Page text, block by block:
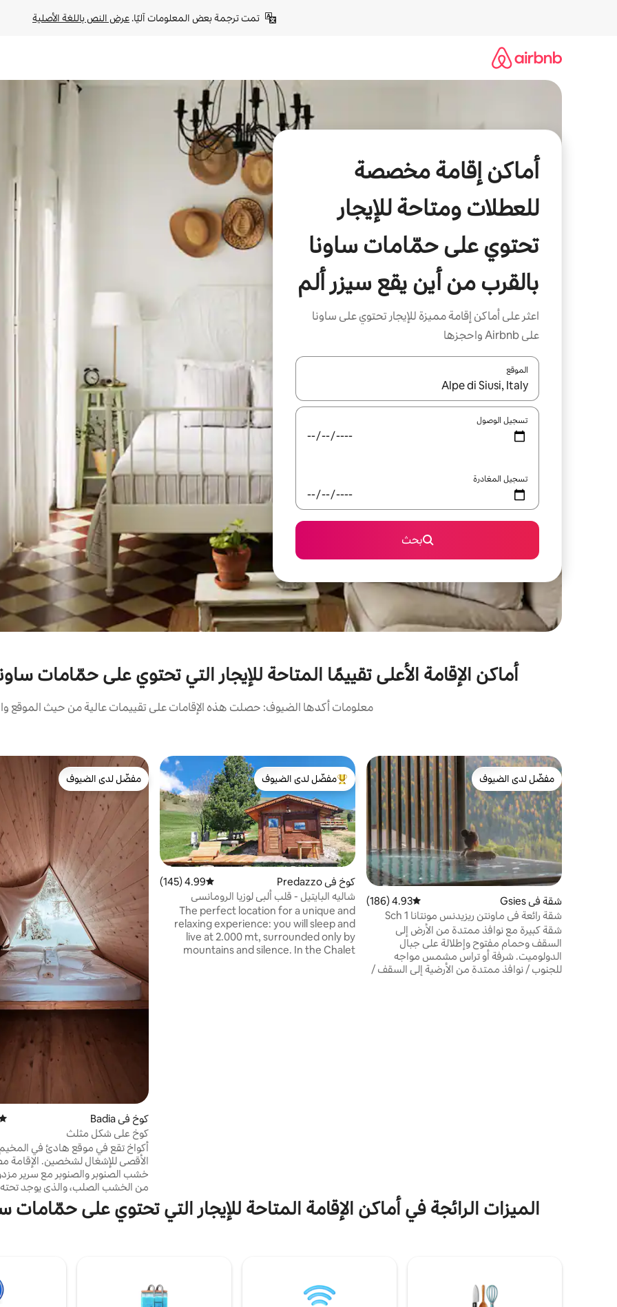
تمت ترجمة بعض المعلومات آليًا. عرض النص باللغة الأصلية
أماكن إقامة مخصصة
للعطلات ومتاحة للإيجار
تحتوي على حمّامات ساونا
بالقرب من أين يقع سيزر ألم
اعثر على أماكن إقامة مميزة للإيجار تحتوي على ساونا
على Airbnb واحجزها
الموقع
عند توفر النتائج، انتقل باستخدام السهمين لأعلى ولأسفل أو استكشف عن طريق اللمس أو السحب.
تسجيل الوصول
تسجيل المغادرة
بحث
أماكن الإقامة الأعلى تقييمًا المتاحة للإيجار التي تحتوي على حمّامات
معلومات أكدها الضيوف: حصلت هذه الإقامات على تقييمات عالية من حيث الموقع
مفضّل لدى الضيوف
مفضّل لدى الضيوف
شقة في Gsies متوسط التقييم 4.93 من 5، 186 مراجعات
4.93 (186)
شقة رائعة في ماونتن ريزيدنس مونتانا 1 Sch
شقة كبيرة مع نوافذ ممتدة من الأرض إلى
السقف وحمام مفتوح وإطلالة على جبال
الدولوميت. شرفة أو تراس مشمس مواجه
للجنوب / نوافذ ممتدة من الأرضية إلى السقف /
من أبرز البيوت المفضّلة لدى الضيوف
مفضّل لدى الضيوف
كوخ في Predazzo متوسط التقييم 4.99 من 5، 145 مراجعات
4.99 (145)
شاليه البايتيل - قلب ألبي لوزيا الرومانسي
The perfect location for a unique and
relaxing experience: you will sleep and
live at 2.000 mt, surrounded only by
mountains and silence. In the Chalet
مفضّل لدى الضيوف
مفضّل لدى الضيوف
كوخ في Badia
كوخ على شكل مثلث
أكواخ تقع في موقع هادئ في
الأقصى للإشغال لشخصين. الإقامة
خشب الصنوبر والصنوبر مع سرير
من الخشب الصلب، والذي يوجد
لتخزين الملابس والمتعلقات. يتم
السرير والتدفئة والمنافذ
فقط بجلب كلب واحد صغير الحجم
10 كجم.
الميزات الرائجة في أماكن الإقامة المتاحة للإيجار التي تحتوي على